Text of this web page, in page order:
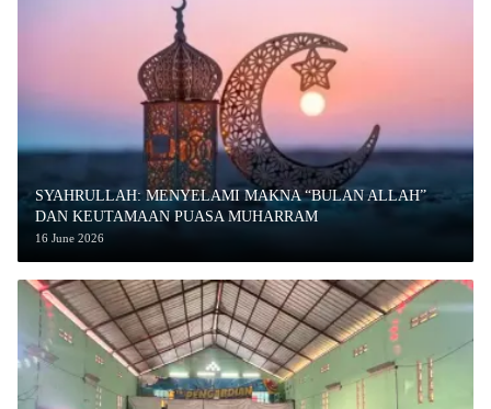
SYAHRULLAH: MENYELAMI MAKNA “BULAN ALLAH”
DAN KEUTAMAAN PUASA MUHARRAM
16 June 2026